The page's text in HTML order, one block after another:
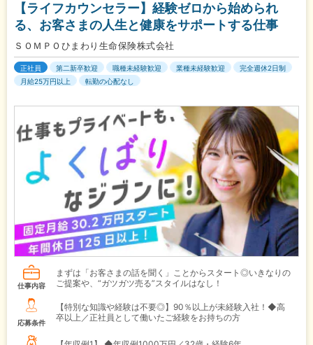
【ライフカウンセラー】経験ゼロから始められ
る、お客さまの人生と健康をサポートする仕事
ＳＯＭＰＯひまわり生命保険株式会社
正社員 第二新卒歓迎 職種未経験歓迎 業種未経験歓迎
完全週休2日制
月給25万円以上
転勤の心配なし
仕事内容
まずは「お客さまの話を聞く」ことからスタート◎いきなりの
ご提案や、“ガツガツ売る”スタイルはなし！
応募条件
【特別な知識や経験は不要◎】90％以上が未経験入社！◆高
卒以上／正社員として働いたご経験をお持ちの方